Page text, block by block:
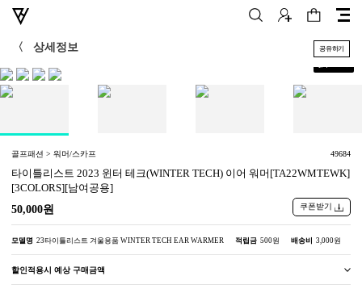
〈 상세정보 공유하기
+
골프패션 > 워머/스카프 49684
타이틀리스트 2023 윈터 테크(WINTER TECH) 이어 워머[TA22WMTEWK]
[3COLORS][남여공용]
50,000원
쿠폰받기
모델명 23타이틀리스트 겨울용품 WINTER TECH EAR WARMER 적립금 500원 배송비 3,000원
할인적용시 예상 구매금액